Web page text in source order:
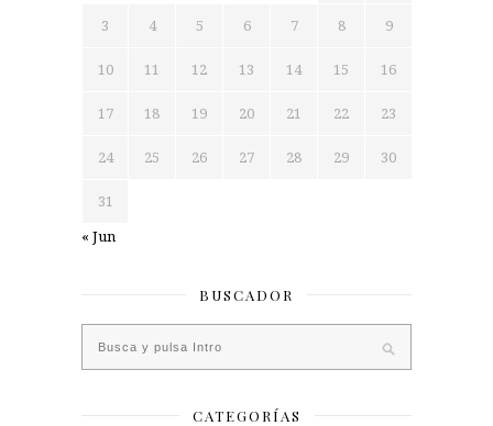
3 4 5 6 7 8 9
10 11 12 13 14 15 16
17 18 19 20 21 22 23
24 25 26 27 28 29 30
31
« Jun
BUSCADOR
CATEGORÍAS